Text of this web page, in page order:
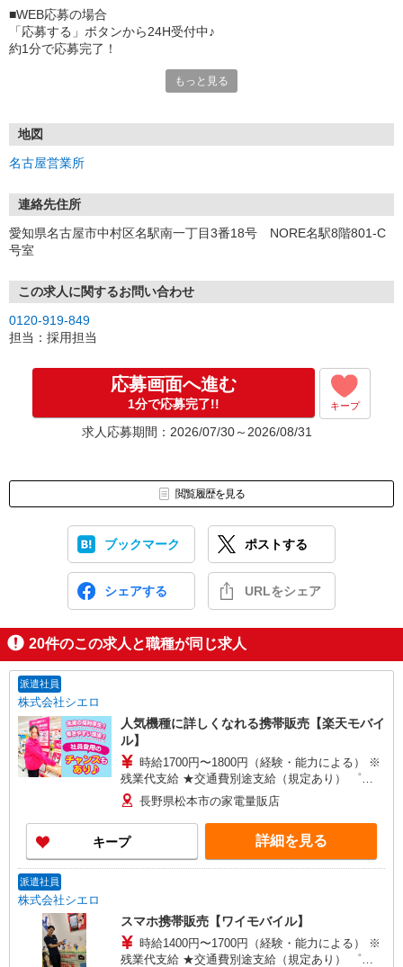
■WEB応募の場合
「応募する」ボタンから24H受付中♪
約1分で応募完了！
①応募から3営業日を目安に、メールorお電話でご連絡します。
★スマホでWEB面接（LINEなど）・出張面接・事務所面接と選べま
す
③面接実施（履歴書不要）
④勤務開始（スタート日は応相談）
お気軽にご応募ください♪
もっと見る
地図
名古屋営業所
連絡先住所
愛知県名古屋市中村区名駅南一丁目3番18号 NORE名駅8階801-C
号室
この求人に関するお問い合わせ
0120-919-849
担当：採用担当
応募画面へ進む
1分で応募完了!! キープ
求人応募期間：2026/07/30～2026/08/31
閲覧履歴を見る
ブックマーク ポストする
シェアする URLをシェア
20件のこの求人と職種が同じ求人
派遣社員
株式会社シエロ
人気機種に詳しくなれる携帯販売【楽天モバイ
ル】
時給1700円〜1800円（経験・能力による） ※
残業代支給 ★交通費別途支給（規定あり） ゜
+゜・。○。・゜+゜・。○。・゜+゜ 入社祝い金10
万円支給(規定有) お友達を紹介頂くと, インセンテ
ィブ支給(規定有) ★月2回払い・週払い可能（規程
有）★ ゜・。○。・゜+゜・。○。・゜+゜
長野県松本市の家電量販店
キープ 詳細を見る
派遣社員
株式会社シエロ
スマホ携帯販売【ワイモバイル】
時給1400円〜1700円（経験・能力による） ※
残業代支給 ★交通費別途支給（規定あり） ゜